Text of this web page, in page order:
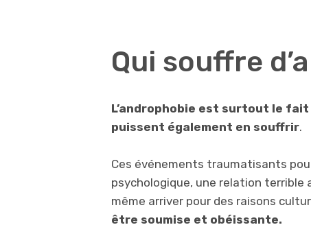
Qui souffre
L’androphobie est surtout le fait
puissent également en souffrir.
Ces événements traumatisants
psychologique, une relation terrible
même arriver pour des raisons
être soumise et obéissante.